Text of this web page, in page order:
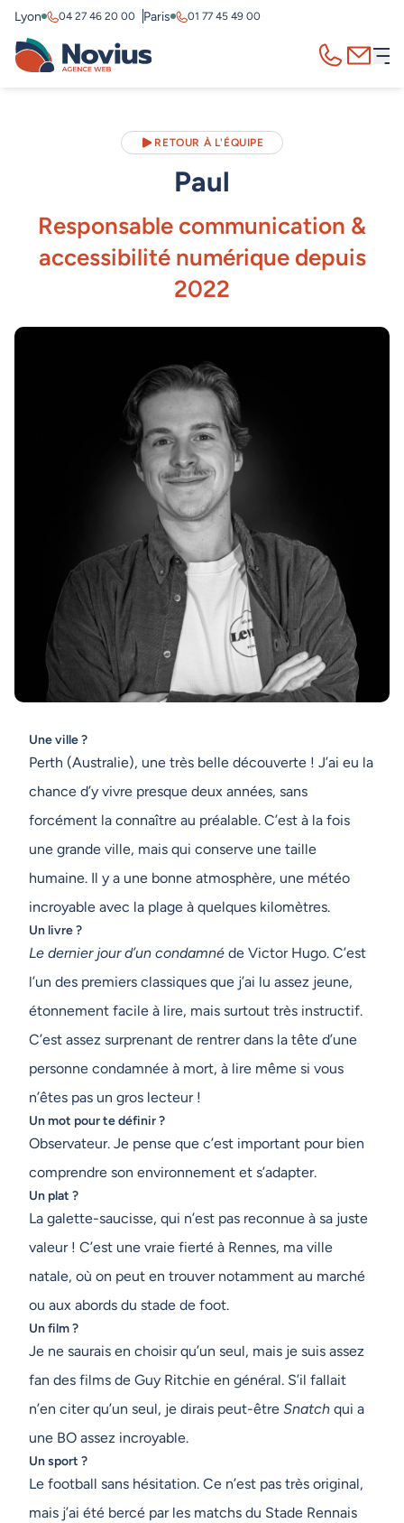
Lyon 04 27 46 20 00 Paris 01 77 45 49 00
RETOUR À L'ÉQUIPE
Paul
Responsable communication &
accessibilité numérique depuis
2022
Une ville ?
Perth (Australie), une très belle découverte ! J’ai eu la
chance d’y vivre presque deux années, sans
forcément la connaître au préalable. C’est à la fois
une grande ville, mais qui conserve une taille
humaine. Il y a une bonne atmosphère, une météo
incroyable avec la plage à quelques kilomètres.
Un livre ?
Le dernier jour d’un condamné de Victor Hugo. C’est
l’un des premiers classiques que j’ai lu assez jeune,
étonnement facile à lire, mais surtout très instructif.
C’est assez surprenant de rentrer dans la tête d’une
personne condamnée à mort, à lire même si vous
n’êtes pas un gros lecteur !
Un mot pour te définir ?
Observateur. Je pense que c’est important pour bien
comprendre son environnement et s’adapter.
Un plat ?
La galette-saucisse, qui n’est pas reconnue à sa juste
valeur ! C’est une vraie fierté à Rennes, ma ville
natale, où on peut en trouver notamment au marché
ou aux abords du stade de foot.
Un film ?
Je ne saurais en choisir qu’un seul, mais je suis assez
fan des films de Guy Ritchie en général. S’il fallait
n’en citer qu’un seul, je dirais peut-être Snatch qui a
une BO assez incroyable.
Un sport ?
Le football sans hésitation. Ce n’est pas très original,
mais j’ai été bercé par les matchs du Stade Rennais